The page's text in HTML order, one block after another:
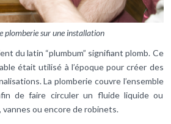
plomberie sur une installation
du latin “plumbum” signifiant plomb. Ce
était utilisé à l’époque pour créer des
La plomberie couvre l’ensemble
de faire circuler un fluide liquide ou
vannes ou encore de robinets.